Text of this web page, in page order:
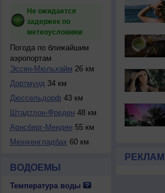
Не ожидается
задержек по
метеоусловиям
Погода по ближайшим
аэропортам
Эссен-Мюльхайм 26 км
Дортмунд 34 км
Дюссельдорф 43 км
Штадтлон-Фреден 48 км
Арнсберг-Менден 55 км
Мюнхенгладбах 60 км
ВОДОЕМЫ
Температура воды